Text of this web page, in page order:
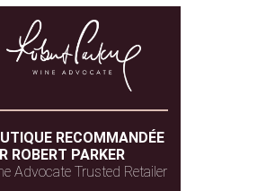
RECOMMANDÉE
ROBERT PARKER
Advocate Trusted Retailer